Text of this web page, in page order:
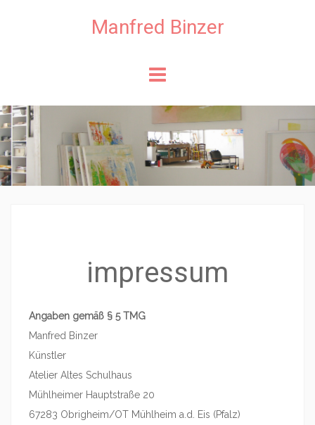
Manfred Binzer
impressum
Angaben gemäß § 5 TMG
Manfred Binzer
Künstler
Atelier Altes Schulhaus
Mühlheimer Hauptstraße 20
67283 Obrigheim/OT Mühlheim a.d. Eis (Pfalz)